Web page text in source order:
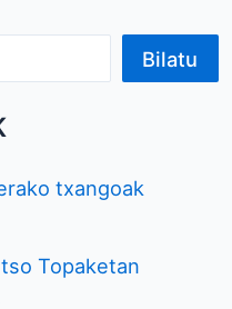
Bilatu
txangoak
Topaketan